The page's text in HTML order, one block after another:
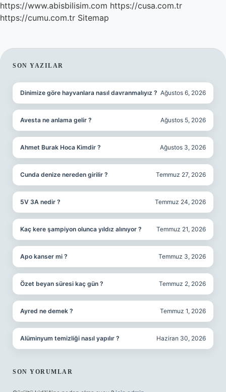
https://www.abisbilisim.com https://cusa.com.tr
https://cumu.com.tr Sitemap
SIDEBAR
SON YAZILAR
Dinimize göre hayvanlara nasıl davranmalıyız ? Ağustos 6, 2026
Avesta ne anlama gelir ? Ağustos 5, 2026
Ahmet Burak Hoca Kimdir ? Ağustos 3, 2026
Cunda denize nereden girilir ? Temmuz 27, 2026
5V 3A nedir ? Temmuz 24, 2026
Kaç kere şampiyon olunca yıldız alınıyor ? Temmuz 21, 2026
Apo kanser mi ? Temmuz 3, 2026
Özet beyan süresi kaç gün ? Temmuz 2, 2026
Ayred ne demek ? Temmuz 1, 2026
Alüminyum temizliği nasıl yapılır ? Haziran 30, 2026
SON YORUMLAR